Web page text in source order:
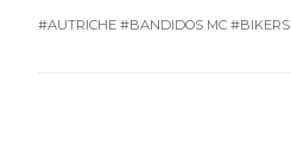
#AUTRICHE #BANDIDOS MC #BIKERS